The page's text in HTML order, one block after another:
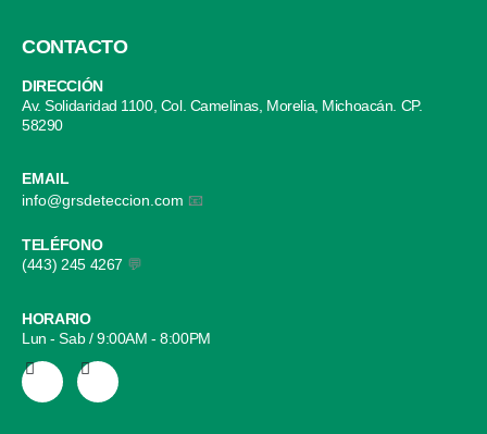
CONTACTO
DIRECCIÓN
Av. Solidaridad 1100, Col. Camelinas, Morelia, Michoacán. CP.
58290
EMAIL
info@grsdeteccion.com 📧
TELÉFONO
(443) 245 4267 💬
HORARIO
Lun - Sab / 9:00AM - 8:00PM